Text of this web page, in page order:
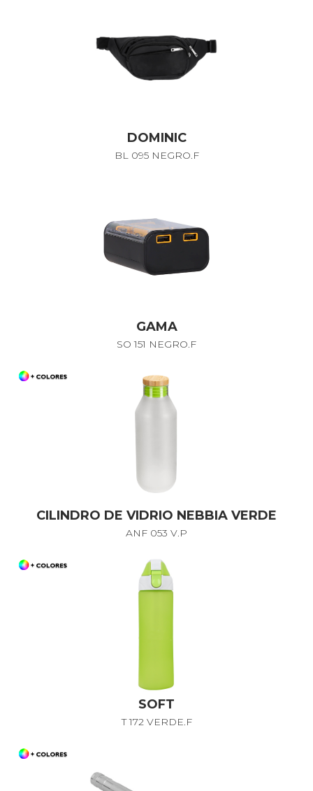
DOMINIC
BL 095 NEGRO.F
GAMA
SO 151 NEGRO.F
CILINDRO DE VIDRIO NEBBIA VERDE
ANF 053 V.P
SOFT
T 172 VERDE.F